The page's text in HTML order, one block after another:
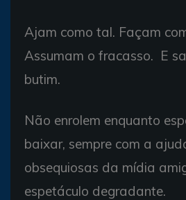
Ajam como tal. Façam
Assumam o fracasso. E
butim.
Não enrolem enquanto
baixar, sempre com a
obsequiosas da mídia
espetáculo degradante.